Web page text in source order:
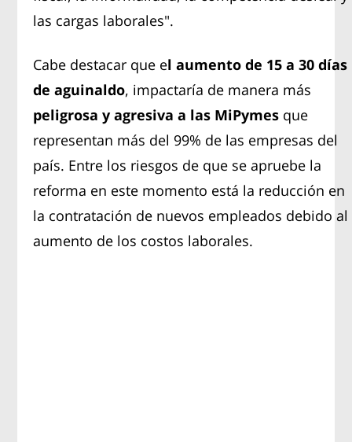
las cargas laborales".
Cabe destacar que el aumento de 15 a 30 días
de aguinaldo, impactaría de manera más
peligrosa y agresiva a las MiPymes que
representan más del 99% de las empresas del
país. Entre los riesgos de que se apruebe la
reforma en este momento está la reducción en
la contratación de nuevos empleados debido al
aumento de los costos laborales.